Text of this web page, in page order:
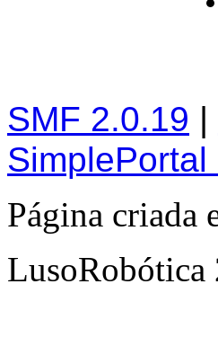
SMF 2.0.19 |
Página criada
LusoRobótica